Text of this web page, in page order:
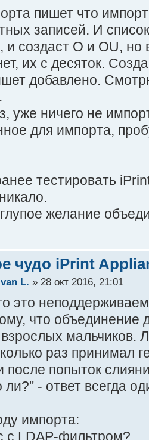
пишет что
записей. И
создаст O и OU, но
их с десяток.
добавлено.
уже ничего не
для импорта,
тестировать
желание
чудо iPrint
L. » 28 окт 2016, 21:01
это
что объединение
мальчиков.
раз принимал
после попыток
ли?" - ответ всегда
импорта:
с LDAP-фильтром?